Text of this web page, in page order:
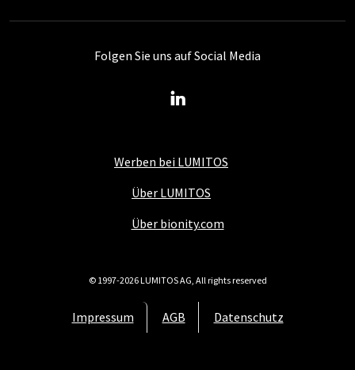
Werben bei LUMITOS
Über LUMITOS
Über bionity.com
Impressum AGB Datenschutz
Folgen Sie uns auf Social Media
© 1997-2026 LUMITOS AG, All rights reserved